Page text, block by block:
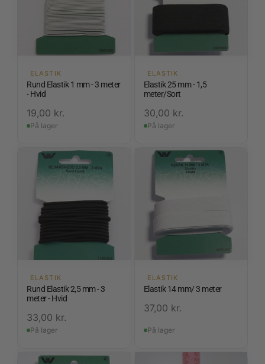
ELASTIK
Rund Elastik 1 mm - 3 meter
- Hvid
19,00 kr.
På lager
ELASTIK
Elastik 25 mm - 1,5
meter/Sort
30,00 kr.
På lager
ELASTIK
Rund Elastik 2,5 mm - 3
meter - Hvid
33,00 kr.
På lager
ELASTIK
Elastik 14 mm/ 3 meter
37,00 kr.
På lager